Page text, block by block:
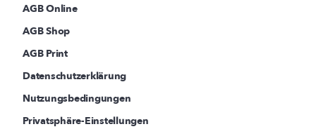
AGB Online
AGB Shop
AGB Print
Datenschutzerklärung
Nutzungsbedingungen
Privatsphäre-Einstellungen